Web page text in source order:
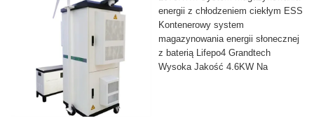
energii z chłodzeniem ciekłym ESS
Kontenerowy system
magazynowania energii słonecznej
z baterią Lifepo4 Grandtech
Wysoka Jakość 4.6KW Na